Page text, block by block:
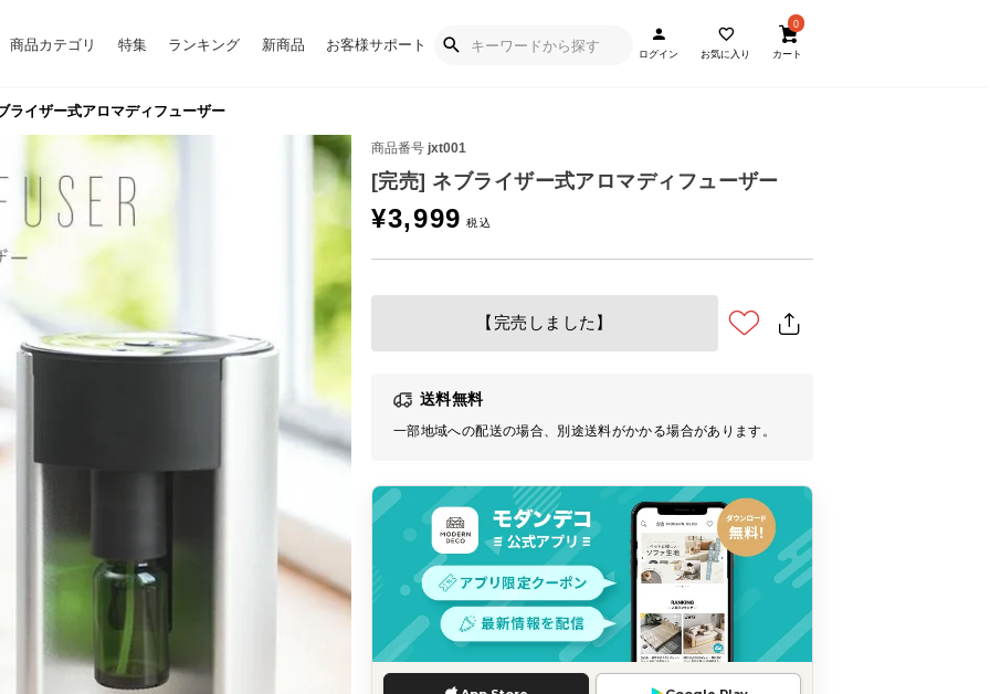
商品カテゴリ 特集 ランキング 新商品 お客様サポート
ログイン お気に入り
0
カート
ライザー式アロマディフューザー
商品番号 jxt001
[完売] ネブライザー式アロマディフューザー
¥3,999
【完売しました】
送料無料
一部地域への配送の場合、別途送料がかかる場合があります。